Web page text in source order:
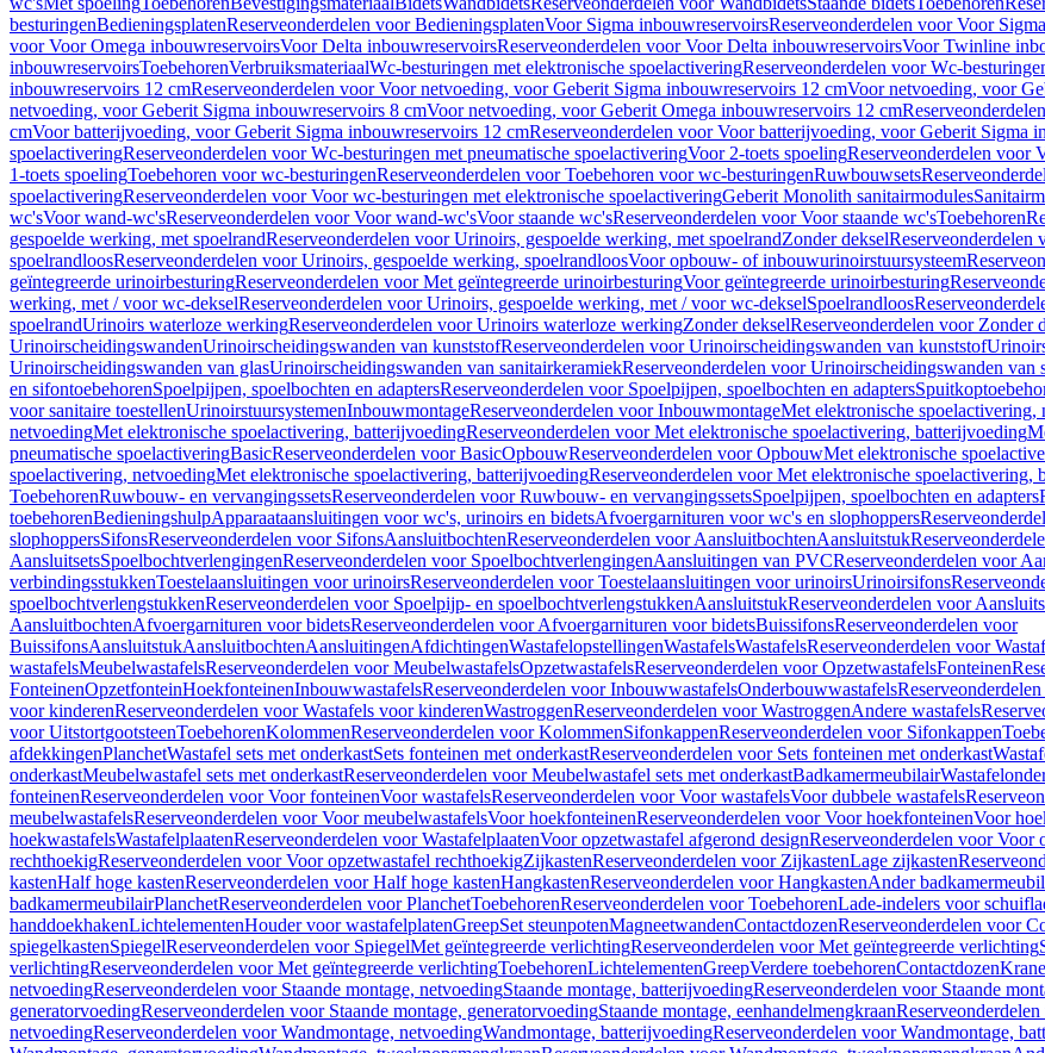
besturingenBedieningsplatenReserveonderdelen voor BedieningsplatenVoor Sigma inbouwreservoirsReserveonderdelen voor Voor
voor Voor Omega inbouwreservoirsVoor Delta inbouwreservoirsReserveonderdelen voor Voor Delta inbouwreservoirsVoor Twinline
inbouwreservoirsToebehorenVerbruiksmateriaalWc-besturingen met elektronische spoelactiveringReserveonderdelen voor Wc-
inbouwreservoirs 12 cmReserveonderdelen voor Voor netvoeding, voor Geberit Sigma inbouwreservoirs 12 cmVoor netvoeding, voor
netvoeding, voor Geberit Sigma inbouwreservoirs 8 cmVoor netvoeding, voor Geberit Omega inbouwreservoirs 12 cm
cmVoor batterijvoeding, voor Geberit Sigma inbouwreservoirs 12 cmReserveonderdelen voor Voor batterijvoeding, voor Geberit Sigma
spoelactiveringReserveonderdelen voor Wc-besturingen met pneumatische spoelactiveringVoor 2-toets spoelingReserveonderdelen voor
1-toets spoelingToebehoren voor wc-besturingenReserveonderdelen voor Toebehoren voor wc-besturingenRuwbouwsets
spoelactiveringReserveonderdelen voor Voor wc-besturingen met elektronische spoelactiveringGeberit Monolith sanitairmodules
wc'sVoor wand-wc'sReserveonderdelen voor Voor wand-wc'sVoor staande wc'sReserveonderdelen voor Voor staande wc'sToebehoren
gespoelde werking, met spoelrandReserveonderdelen voor Urinoirs, gespoelde werking, met spoelrandZonder dekselReserveonderdelen
spoelrandloosReserveonderdelen voor Urinoirs, gespoelde werking, spoelrandloosVoor opbouw- of inbouwurinoirstuursysteem
geïntegreerde urinoirbesturingReserveonderdelen voor Met geïntegreerde urinoirbesturingVoor geïntegreerde urinoirbesturing
werking, met / voor wc-dekselReserveonderdelen voor Urinoirs, gespoelde werking, met / voor wc-dekselSpoelrandloos
spoelrandUrinoirs waterloze werkingReserveonderdelen voor Urinoirs waterloze werkingZonder dekselReserveonderdelen voor Zonder
UrinoirscheidingswandenUrinoirscheidingswanden van kunststofReserveonderdelen voor Urinoirscheidingswanden van kunststof
Urinoirscheidingswanden van glasUrinoirscheidingswanden van sanitairkeramiekReserveonderdelen voor Urinoirscheidingswanden van
en sifontoebehorenSpoelpijpen, spoelbochten en adaptersReserveonderdelen voor Spoelpijpen, spoelbochten en adapters
voor sanitaire toestellenUrinoirstuursystemenInbouwmontageReserveonderdelen voor InbouwmontageMet elektronische spoelactivering,
netvoedingMet elektronische spoelactivering, batterijvoedingReserveonderdelen voor Met elektronische spoelactivering, batterijvoeding
pneumatische spoelactiveringBasicReserveonderdelen voor BasicOpbouwReserveonderdelen voor OpbouwMet elektronische
spoelactivering, netvoedingMet elektronische spoelactivering, batterijvoedingReserveonderdelen voor Met elektronische spoelactivering,
ToebehorenRuwbouw- en vervangingssetsReserveonderdelen voor Ruwbouw- en vervangingssetsSpoelpijpen, spoelbochten en adapters
toebehorenBedieningshulpApparaataansluitingen voor wc's, urinoirs en bidetsAfvoergarnituren voor wc's en slophoppers
slophoppersSifonsReserveonderdelen voor SifonsAansluitbochtenReserveonderdelen voor AansluitbochtenAansluitstuk
AansluitsetsSpoelbochtverlengingenReserveonderdelen voor SpoelbochtverlengingenAansluitingen van PVCReserveonderdelen voor
verbindingsstukkenToestelaansluitingen voor urinoirsReserveonderdelen voor Toestelaansluitingen voor urinoirsUrinoirsifons
spoelbochtverlengstukkenReserveonderdelen voor Spoelpijp- en spoelbochtverlengstukkenAansluitstukReserveonderdelen voor
AansluitbochtenAfvoergarnituren voor bidetsReserveonderdelen voor Afvoergarnituren voor bidetsBuissifonsReserveonderdelen voor
BuissifonsAansluitstukAansluitbochtenAansluitingenAfdichtingenWastafelopstellingenWastafelsWastafelsReserveonderdelen voor
wastafelsMeubelwastafelsReserveonderdelen voor MeubelwastafelsOpzetwastafelsReserveonderdelen voor OpzetwastafelsFonteinen
FonteinenOpzetfonteinHoekfonteinenInbouwwastafelsReserveonderdelen voor InbouwwastafelsOnderbouwwastafels
voor kinderenReserveonderdelen voor Wastafels voor kinderenWastroggenReserveonderdelen voor WastroggenAndere wastafels
voor UitstortgootsteenToebehorenKolommenReserveonderdelen voor KolommenSifonkappenReserveonderdelen voor Sifonkappen
afdekkingenPlanchetWastafel sets met onderkastSets fonteinen met onderkastReserveonderdelen voor Sets fonteinen met onderkast
onderkastMeubelwastafel sets met onderkastReserveonderdelen voor Meubelwastafel sets met onderkastBadkamermeubilair
fonteinenReserveonderdelen voor Voor fonteinenVoor wastafelsReserveonderdelen voor Voor wastafelsVoor dubbele wastafels
meubelwastafelsReserveonderdelen voor Voor meubelwastafelsVoor hoekfonteinenReserveonderdelen voor Voor hoekfonteinenVoor
hoekwastafelsWastafelplaatenReserveonderdelen voor WastafelplaatenVoor opzetwastafel afgerond designReserveonderdelen voor Voor
rechthoekigReserveonderdelen voor Voor opzetwastafel rechthoekigZijkastenReserveonderdelen voor ZijkastenLage zijkasten
kastenHalf hoge kastenReserveonderdelen voor Half hoge kastenHangkastenReserveonderdelen voor HangkastenAnder
badkamermeubilairPlanchetReserveonderdelen voor PlanchetToebehorenReserveonderdelen voor ToebehorenLade-indelers voor
handdoekhakenLichtelementenHouder voor wastafelplatenGreepSet steunpotenMagneetwandenContactdozenReserveonderdelen voor
spiegelkastenSpiegelReserveonderdelen voor SpiegelMet geïntegreerde verlichtingReserveonderdelen voor Met geïntegreerde verlichting
verlichtingReserveonderdelen voor Met geïntegreerde verlichtingToebehorenLichtelementenGreepVerdere toebehorenContactdozen
netvoedingReserveonderdelen voor Staande montage, netvoedingStaande montage, batterijvoedingReserveonderdelen voor Staande
generatorvoedingReserveonderdelen voor Staande montage, generatorvoedingStaande montage, eenhandelmengkraan
netvoedingReserveonderdelen voor Wandmontage, netvoedingWandmontage, batterijvoedingReserveonderdelen voor Wandmontage,